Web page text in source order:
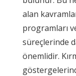
alan
programları
süreçlerinde
önemlidir.